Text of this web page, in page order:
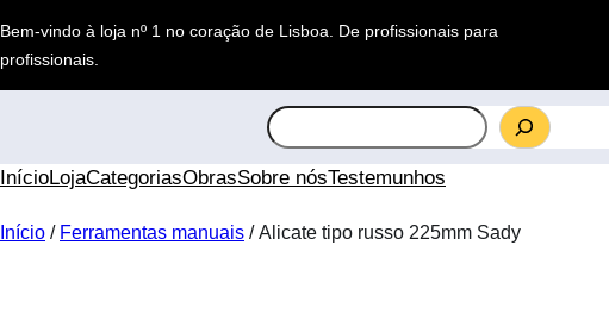
para
o
conteúdo
Bem-vindo à loja nº 1 no coração de Lisboa. De profissionais para
profissionais
S
e
a
c
InícioLojaCategoriasObrasSobre nósTestemunhos
Início / Ferramentas manuais / Alicate tipo russo 225mm Sady